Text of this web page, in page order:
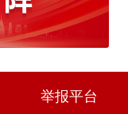
举报平台